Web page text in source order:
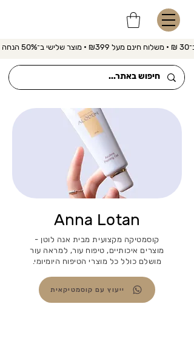
הנחה
Anna Lotan
קוסמטיקה מקצועית מבית אנה לוטן -
מוצרים איכותיים, טיפוח עור, למראה עור
מושלם כולל כל מוצרי הטיפוח היומיומי.
ייעוץ עם קוסמטיקאית